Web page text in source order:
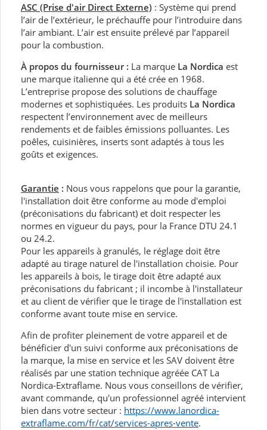
ASC (Prise d'air Direct Externe) : Système qui prend
l’air de l’extérieur, le préchauffe pour l’introduire dans
l’air ambiant. L’air est ensuite prélevé par l’appareil
pour la combustion.
À propos du fournisseur : La marque La Nordica est
une marque italienne qui a été crée en 1968.
L’entreprise propose des solutions de chauffage
modernes et sophistiquées. Les produits La Nordica
respectent l’environnement avec de meilleurs
rendements et de faibles émissions polluantes. Les
poêles, cuisinières, inserts sont adaptés à tous les
goûts et exigences.
Garantie : Nous vous rappelons que pour la garantie,
l'installation doit être conforme au mode d'emploi
(préconisations du fabricant) et doit respecter les
normes en vigueur du pays, pour la France DTU 24.1
ou 24.2.
Pour les appareils à granulés, le réglage doit être
adapté au tirage naturel de l'installation choisie. Pour
les appareils à bois, le tirage doit être adapté aux
préconisations du fabricant ; il incombe à l'installateur
et au client de vérifier que le tirage de l'installation est
conforme avant toute mise en service.
Afin de profiter pleinement de votre appareil et de
bénéficier d'un suivi conforme aux préconisations de
la marque, la mise en service et les SAV doivent être
réalisés par une station technique agréée CAT La
Nordica-Extraflame. Nous vous conseillons de vérifier,
avant commande, qu'un professionnel agréé intervient
bien dans votre secteur : https://www.lanordica-
extraflame.com/fr/cat/services-apres-vente.